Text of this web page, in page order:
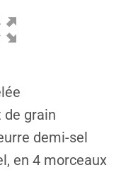
de grain
demi-sel
en 4 morceaux